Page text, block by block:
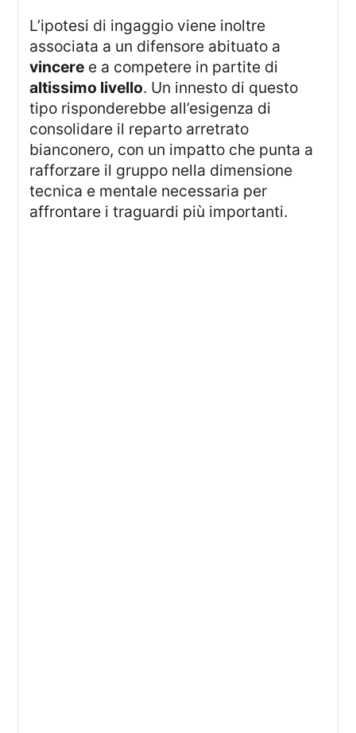
L’ipotesi di ingaggio viene inoltre
associata a un difensore abituato a
vincere e a competere in partite di
altissimo livello. Un innesto di questo
tipo risponderebbe all’esigenza di
consolidare il reparto arretrato
bianconero, con un impatto che punta a
rafforzare il gruppo nella dimensione
tecnica e mentale necessaria per
affrontare i traguardi più importanti.